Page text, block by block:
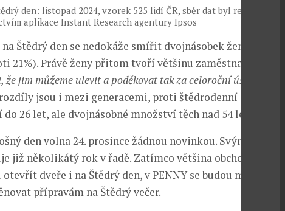
den: listopad 2024, vzorek 525 lidí ČR, sběr dat byl realizován
aplikace Instant Research agentury Ipsos
Štědrý den se nedokáže smířit dvojnásobek žen v
21%). Právě ženy přitom tvoří většinu zaměstnanců
že jim můžeme ulevit a poděkovat tak za celoroční úsilí
jsou i mezi generacemi, proti štědrodenní směně
26 let, ale dvojnásobné množství těch nad 54 let.
den volna 24. prosince žádnou novinkou. Svým
již několikátý rok v řadě. Zatímco většina obchodníků
dveře i na Štědrý den, v PENNY se budou moct
přípravám na Štědrý večer.